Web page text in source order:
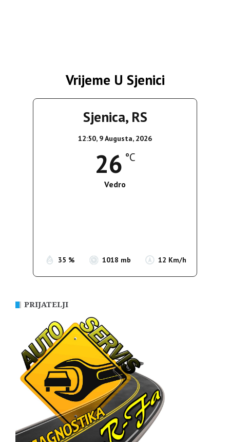
Vrijeme U Sjenici
Sjenica, RS
12:50, 9 Augusta, 2026
26 °C
Vedro
35 % 1018 mb 12 Km/h
PRIJATELJI